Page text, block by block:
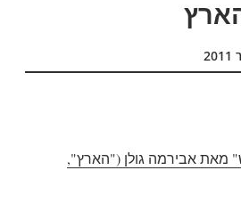
מאת אבירמה גולן ("הארץ",